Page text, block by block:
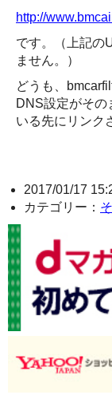
http://
です。（上記の
ません。）
どうも、
DNS設定がその
いる先にリンク
2017/01/17
カテゴリー：